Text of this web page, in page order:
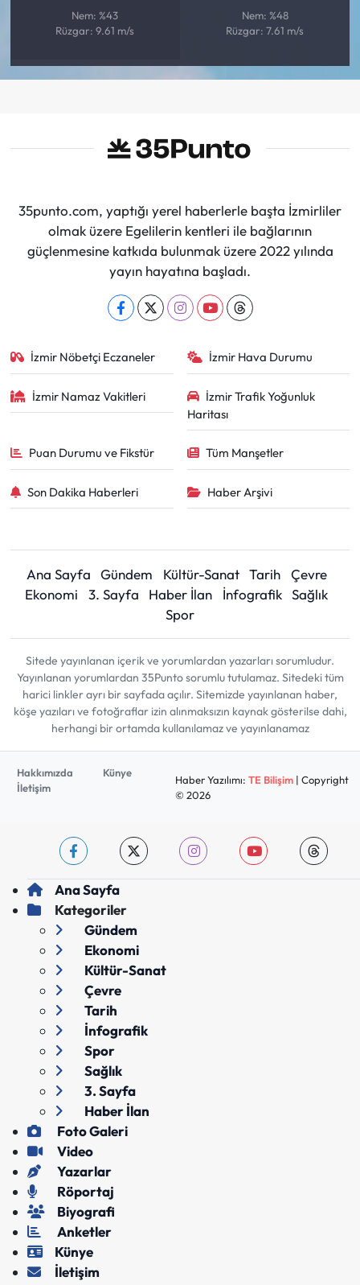
Nem: %43
Rüzgar: 9.61 m/s
Nem: %48
Rüzgar: 7.61 m/s
35punto.com, yaptığı yerel haberlerle başta İzmirliler
olmak üzere Egelilerin kentleri ile bağlarının
güçlenmesine katkıda bulunmak üzere 2022 yılında
yayın hayatına başladı.
İzmir Nöbetçi Eczaneler İzmir Hava Durumu
İzmir Namaz Vakitleri
İzmir Trafik Yoğunluk
Haritası
Puan Durumu ve Fikstür Tüm Manşetler
Son Dakika Haberleri Haber Arşivi
Ana Sayfa Gündem Kültür-Sanat Tarih
Çevre
Ekonomi
3. Sayfa Haber İlan İnfografik Sağlık
Spor
Sitede yayınlanan içerik ve yorumlardan yazarları sorumludur.
Yayınlanan yorumlardan 35Punto sorumlu tutulamaz. Sitedeki tüm
harici linkler ayrı bir sayfada açılır. Sitemizde yayınlanan haber,
köşe yazıları ve fotoğraflar izin alınmaksızın kaynak gösterilse dahi,
herhangi bir ortamda kullanılamaz ve yayınlanamaz
Hakkımızda
Künye
İletişim
Haber Yazılımı: TE Bilişim| Copyright
© 2026
Ana Sayfa
Kategoriler
Gündem
Ekonomi
Kültür-Sanat
Çevre
Tarih
İnfografik
Spor
Sağlık
3. Sayfa
Haber İlan
Foto Galeri
Video
Yazarlar
Röportaj
Biyografi
Anketler
Künye
İletişim